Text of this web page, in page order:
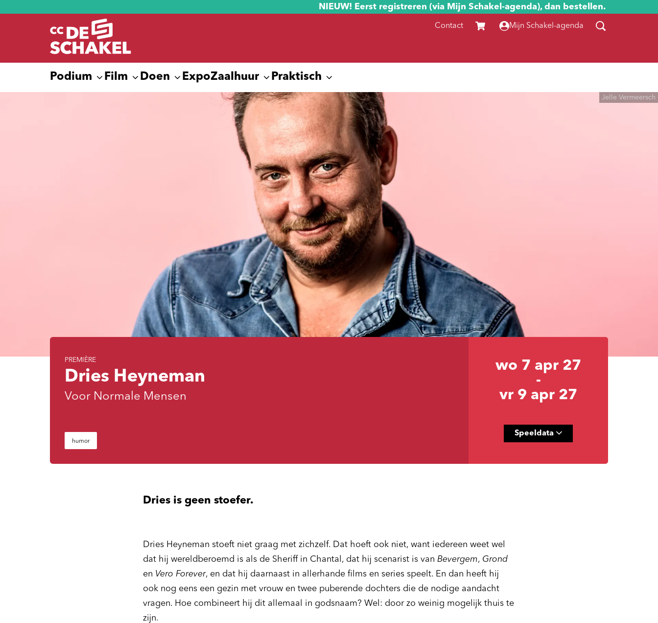
NIEUW! Eerst registreren (via Mijn Schakel-agenda), dan bestellen.
Contact Mijn Schakel-agenda
Podium Film Doen ExpoZaalhuur Praktisch
Jelle Vermeersch
Dries Heyneman
Voor Normale Mensen
PREMIÈRE
humor
wo 7 apr 27
-
vr 9 apr 27
Speeldata
Dries is geen stoefer.
Dries Heyneman stoeft niet graag met zichzelf. Dat hoeft ook niet, want iedereen weet wel
dat hij wereldberoemd is als de Sheriff in Chantal, dat hij scenarist is van Bevergem, Grond
en Vero Forever, en dat hij daarnaast in allerhande films en series speelt. En dan heeft hij
ook nog eens een gezin met vrouw en twee puberende dochters die de nodige aandacht
vragen. Hoe combineert hij dit allemaal in godsnaam? Wel: door zo weinig mogelijk thuis te
zijn.